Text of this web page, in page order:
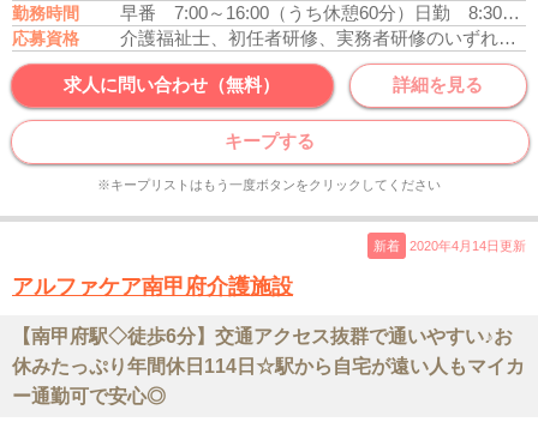
勤務時間 早番 7:00～16:00（うち休憩60分） 日勤 8:30～17:30（うち休憩60分）
応募資格 介護福祉士、初任者研修、実務者研修のいずれかの資格をお持ちの方
求人に問い合わせ（無料） 詳細を見る
キープする
※キープリストはもう一度ボタンをクリックしてください
新着 2020年4月14日更新
アルファケア南甲府介護施設
【南甲府駅◇徒歩6分】交通アクセス抜群で通いやすい♪お
休みたっぷり年間休日114日☆駅から自宅が遠い人もマイカ
ー通勤可で安心◎